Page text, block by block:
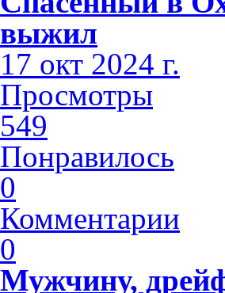
выжил
17 окт 2024 г.
Просмотры
549
Понравилось
0
Комментарии
0
Мужчину,